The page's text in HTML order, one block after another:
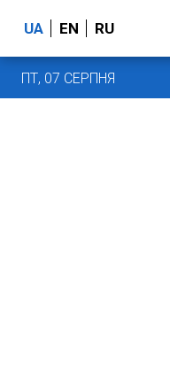
UA EN RU
ПТ, 07 СЕРПНЯ